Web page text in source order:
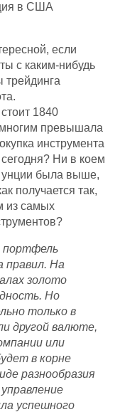
в США
если
с каким-нибудь
трейдинга
1840
превышала
инструмента
Ни в коем
унции была выше,
получается так,
из самых
портфель
правил. На
золото
Но
только в
другой валюте,
или
в корне
разнообразия
успешного